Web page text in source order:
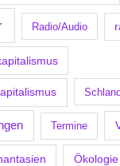
Radio/Audio
Termine
Ökologie